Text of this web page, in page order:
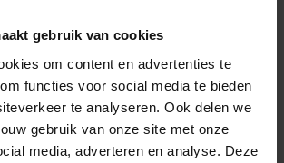
gebruik van cookies
om content en advertenties te
functies voor social media te bieden
te analyseren. Ook delen we
gebruik van onze site met onze
media, adverteren en analyse. Deze